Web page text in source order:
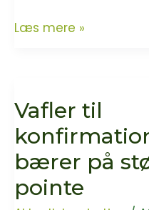
Kaffen
lup!
–
hvilket
aftryk
ønsker
Læs mere »
Vafler til
bærer på
pointe